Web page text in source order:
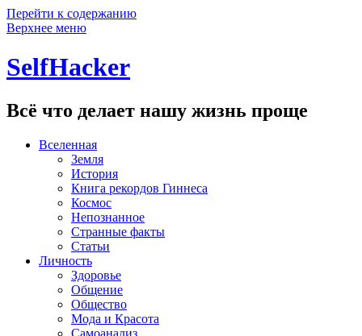
Перейти к содержанию
Верхнее меню
SelfHacker
Всё что делает нашу жизнь проще
Вселенная
Земля
История
Книга рекордов Гиннеса
Космос
Непознанное
Странные факты
Статьи
Личность
Здоровье
Общение
Общество
Мода и Красота
Самоанализ